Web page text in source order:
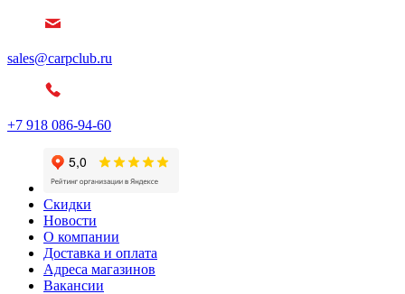
sales@carpclub.ru
+7 918 086-94-60
Скидки
Новости
О компании
Доставка и оплата
Адреса магазинов
Вакансии